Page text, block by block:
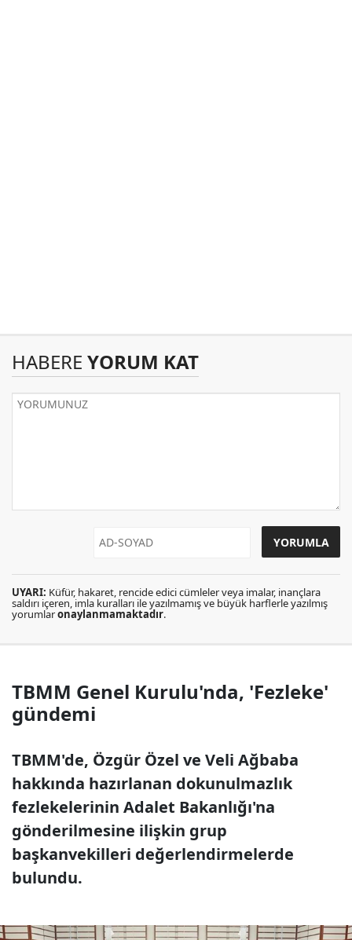
HABERE YORUM KAT
UYARI: Küfür, hakaret, rencide edici cümleler veya imalar, inançlara
saldırı içeren, imla kuralları ile yazılmamış ve büyük harflerle yazılmış
yorumlaronaylanmamaktadır.
TBMM Genel Kurulu'nda, 'Fezleke'
gündemi
TBMM'de, Özgür Özel ve Veli Ağbaba
hakkında hazırlanan dokunulmazlık
fezlekelerinin Adalet Bakanlığı'na
gönderilmesine ilişkin grup
başkanvekilleri değerlendirmelerde
bulundu.